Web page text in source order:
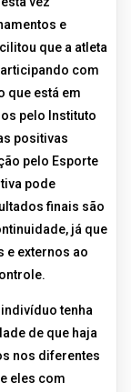
e
que a atleta
com
que está em
pelo Instituto
positivas
pelo Esporte
pode
finais são
já que
e externos ao
tenha
de que haja
nos diferentes
eles com